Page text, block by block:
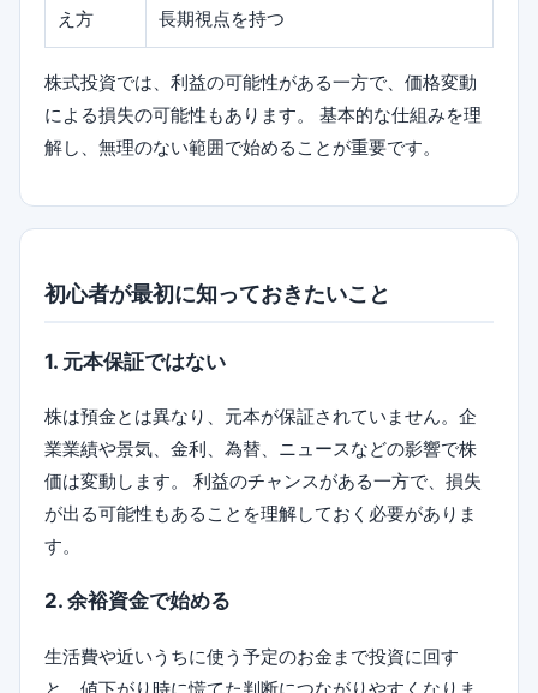
え方
長期視点を持つ
株式投資では、利益の可能性がある一方で、価格変動
による損失の可能性もあります。 基本的な仕組みを理
解し、無理のない範囲で始めることが重要です。
初心者が最初に知っておきたいこと
1. 元本保証ではない
株は預金とは異なり、元本が保証されていません。企
業業績や景気、金利、為替、ニュースなどの影響で株
価は変動します。 利益のチャンスがある一方で、損失
が出る可能性もあることを理解しておく必要がありま
す。
2. 余裕資金で始める
生活費や近いうちに使う予定のお金まで投資に回す